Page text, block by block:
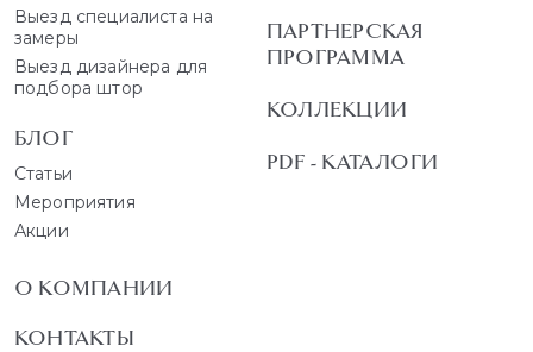
Выезд специалиста на
замеры
Выезд дизайнера для
подбора штор
БЛОГ
Статьи
Мероприятия
Акции
ПАРТНЕРСКАЯ
ПРОГРАММА
КОЛЛЕКЦИИ
PDF - КАТАЛОГИ
О КОМПАНИИ
КОНТАКТЫ